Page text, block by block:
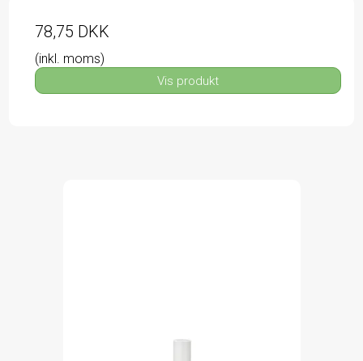
78,75 DKK
(inkl. moms)
Vis produkt